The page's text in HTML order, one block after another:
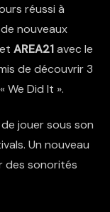
réussi à
nouveaux
AREA21avec le
de découvrir 3
We Did It ».
jouer sous son
Un nouveau
des sonorités